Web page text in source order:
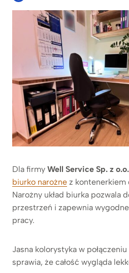
Dla firmy Well Service Sp. z o.o.
biurko narożne z kontenerkiem
Narożny układ biurka pozwala
przestrzeń i zapewnia
pracy.
Jasna kolorystyka w
sprawia, że całość wygląda